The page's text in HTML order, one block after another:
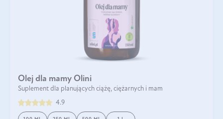
Olej dla mamy Olini
Suplement dla planujących ciążę, ciężarnych i mam
4.9